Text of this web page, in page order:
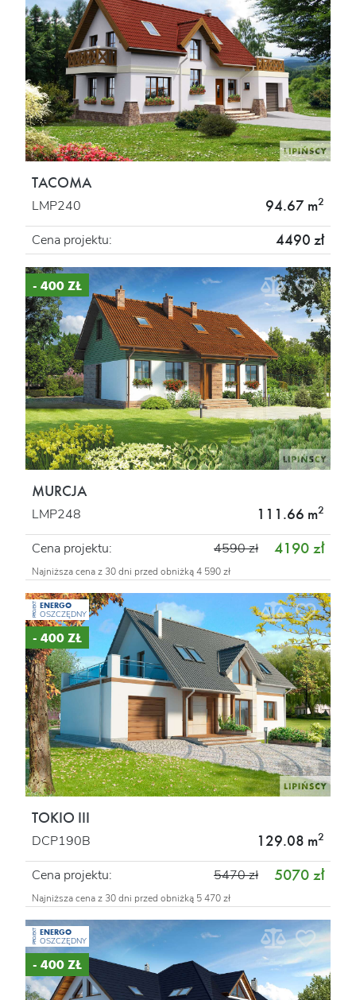
TACOMA
LMP240 94.67 m2
Cena projektu: 4490 zł
- 400 ZŁ
MURCJA
LMP248 111.66 m2
Cena projektu: 4190 zł
4590 zł
Najniższa cena z 30 dni przed obniżką 4 590 zł
PROJEKT ENERGO
OSZCZĘDNY
- 400 ZŁ
TOKIO III
DCP190B 129.08 m2
Cena projektu: 5070 zł
5470 zł
Najniższa cena z 30 dni przed obniżką 5 470 zł
PROJEKT ENERGO
OSZCZĘDNY
- 400 ZŁ